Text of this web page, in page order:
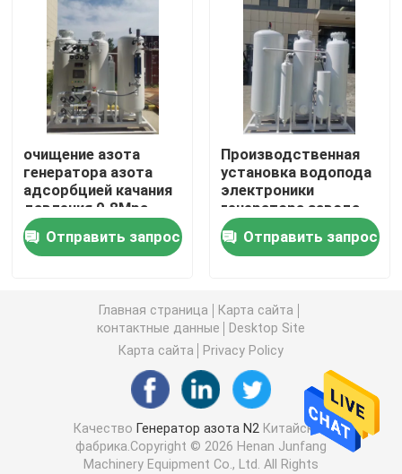
Генератор азота N2
Генератор азота PSA
Генератор газа азота
Промышленный генератор кислорода
генератор жидкого азота
Медицинский генератор кислорода
Блок очищения газа
Мобильный генератор азота
очищение азота
генератора азота
адсорбцией качания
давления 0.8Mpa
Отправить запрос
Производственная
установка водопода
электроники
генератора завода
H2 амиака разлагая
Отправить запрос
Главная страница
Карта сайта
контактные данные
Desktop Site
Карта сайта
Privacy Policy
Качество Генератор азота N2 Китайская
фабрика.Copyright © 2026 Henan Junfang
Machinery Equipment Co., Ltd. All Rights